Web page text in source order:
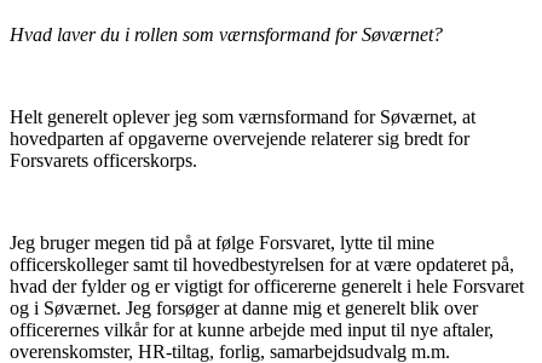
Hvad laver du i rollen som værnsformand for Søværnet?
Helt generelt oplever jeg som værnsformand for Søværnet, at
hovedparten af opgaverne overvejende relaterer sig bredt for
Forsvarets officerskorps.
Jeg bruger megen tid på at følge Forsvaret, lytte til mine
officerskolleger samt til hovedbestyrelsen for at være opdateret på,
hvad der fylder og er vigtigt for officererne generelt i hele Forsvaret
og i Søværnet. Jeg forsøger at danne mig et generelt blik over
officerernes vilkår for at kunne arbejde med input til nye aftaler,
overenskomster, HR-tiltag, forlig, samarbejdsudvalg m.m.